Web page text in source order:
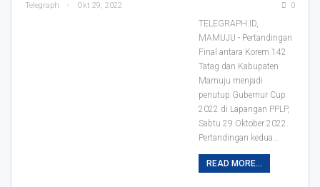
Telegraph Okt 29, 2022 0
TELEGRAPH.ID,
MAMUJU - Pertandingan
Final antara Korem 142
Tatag dan Kabupaten
Mamuju menjadi
penutup Gubernur Cup
2022 di Lapangan PPLP,
Sabtu 29 Oktober 2022.
Pertandingan kedua…
READ MORE...